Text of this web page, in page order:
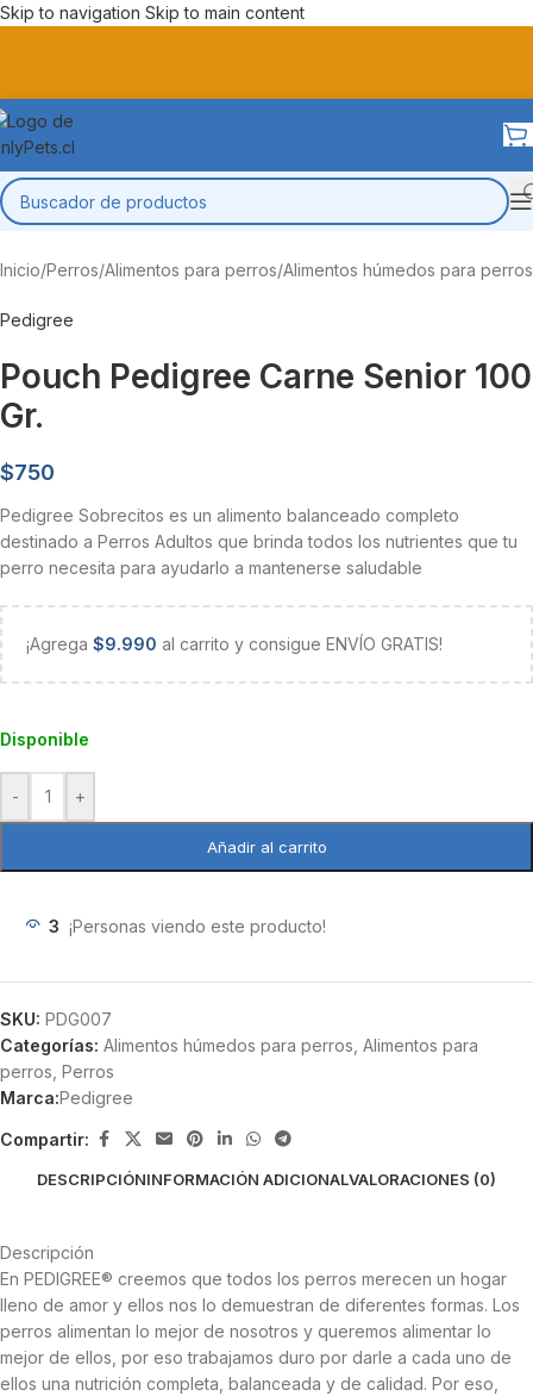
Skip to navigation Skip to main content
Inicio/Perros/Alimentos para perros/Alimentos húmedos para perros
Pedigree
Pouch Pedigree Carne Senior 100
Gr.
$750
Pedigree Sobrecitos es un alimento balanceado completo
destinado a Perros Adultos que brinda todos los nutrientes que tu
perro necesita para ayudarlo a mantenerse saludable
¡Agrega $9.990 al carrito y consigue ENVÍO GRATIS!
Disponible
- +
Añadir al carrito
3 ¡Personas viendo este producto!
SKU: PDG007
Categorías: Alimentos húmedos para perros Alimentos para
perros Perros
Marca:Pedigree
Compartir:
DESCRIPCIÓNINFORMACIÓN ADICIONALVALORACIONES (0)
Descripción
En PEDIGREE® creemos que todos los perros merecen un hogar
lleno de amor y ellos nos lo demuestran de diferentes formas. Los
perros alimentan lo mejor de nosotros y queremos alimentar lo
mejor de ellos, por eso trabajamos duro por darle a cada uno de
ellos una nutrición completa, balanceada y de calidad.​ Por eso,